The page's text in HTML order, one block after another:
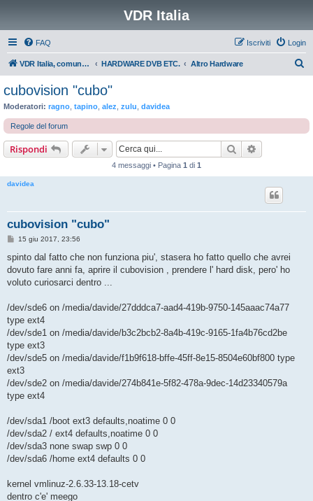
VDR Italia
FAQ Login
Iscriviti
VDR Italia, comunità italiana utilizzatori VDR HARDWARE DVB ETC. Altro Hardware
a
cubovision "cubo"
Moderatori: ragno tapino alez zulu davidea
Regole del forum
Rispondi Cerca
4 messaggi • Pagina 1 di 1
davidea
cubovision "cubo"
M
s
a
g
o
15 giu 2017, 23:56
spinto dal fatto che non funziona piu', stasera ho fatto quello che avrei
dovuto fare anni fa, aprire il cubovision , prendere l' hard disk, pero' ho
voluto curiosarci dentro ...
/dev/sde6 on /media/davide/27dddca7-aad4-419b-9750-145aaac74a77
type ext4
/dev/sde1 on /media/davide/b3c2bcb2-8a4b-419c-9165-1fa4b76cd2be
type ext3
/dev/sde5 on /media/davide/f1b9f618-bffe-45ff-8e15-8504e60bf800 type
ext3
/dev/sde2 on /media/davide/274b841e-5f82-478a-9dec-14d23340579a
type ext4
/dev/sda1 /boot ext3 defaults,noatime 0 0
/dev/sda2 / ext4 defaults,noatime 0 0
/dev/sda3 none swap swp 0 0
/dev/sda6 /home ext4 defaults 0 0
kernel vmlinuz-2.6.33-13.18-cetv
dentro c'e' meego